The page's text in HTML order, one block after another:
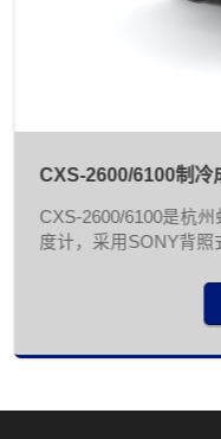
CXS-2600/6100制冷
CXS-2600/6100是杭
度计，采用SONY背
定的恒温环境，从而
佳的信噪比，测量结
幕背光等各种发光器